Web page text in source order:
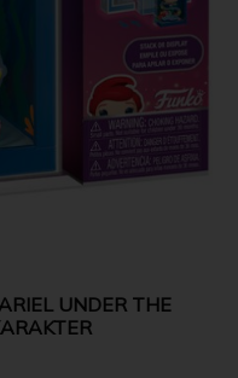
UNDER THE